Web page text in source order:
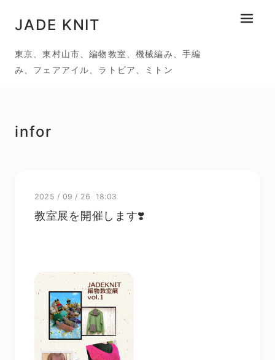
JADE KNIT
東京、東村山市、編物教室、機械編み、手編
み、フェアアイル、ラトビア、ミトン
メニュ
infor
2025 / 09 / 26 18:03
教室展を開催します❣️